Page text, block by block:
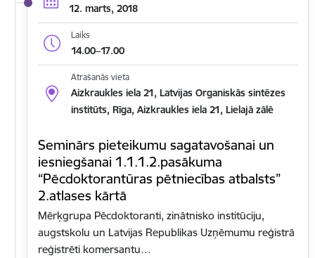
12. marts, 2018
Laiks
14.00–17.00
Atrašanās vieta
Aizkraukles iela 21, Latvijas Organiskās sintēzes
institūts, Rīga, Aizkraukles iela 21, Lielajā zālē
Seminārs pieteikumu sagatavošanai un
iesniegšanai 1.1.1.2.pasākuma
“Pēcdoktorantūras pētniecības atbalsts”
2.atlases kārtā
Mērķgrupa Pēcdoktoranti, zinātnisko institūciju,
augstskolu un Latvijas Republikas Uzņēmumu reģistrā
reģistrēti komersantu…